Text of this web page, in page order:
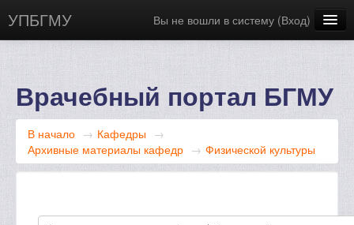
УПБГМУ Вы не вошли в систему (Вход)
Русский ‎(ru)‎
Врачебный портал БГМУ
В начало → Кафедры →
Архивные материалы кафедр → Физической культуры